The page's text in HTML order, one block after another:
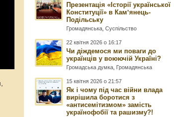
Презентація «Історії української
Конституції» в Камʼянець-
Подільську
Громадянська ,Суспільство
22 квітня 2026 о 16:17
Чи діждемося ми поваги до
українців у воюючій Україні?
Громадська думка Громадянська
15 квітня 2026 о 21:57
Як і чому під час війни влада
вирішила боротися з
«антисемітизмом» замість
українофобії та рашизму?!